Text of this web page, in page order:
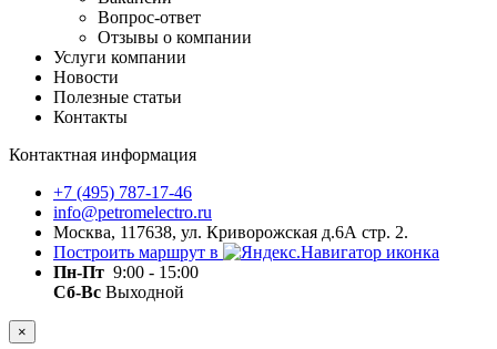
Вопрос-ответ
Отзывы о компании
Услуги компании
Новости
Полезные статьи
Контакты
Контактная информация
+7 (495) 787-17-46
info@petromelectro.ru
Москва, 117638, ул. Криворожская д.6А стр. 2.
Построить маршрут в
Пн-Пт 9:00 - 15:00
Сб-Вс Выходной
×